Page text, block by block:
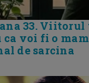
33. Viitorul
voi fi o
de sarcina